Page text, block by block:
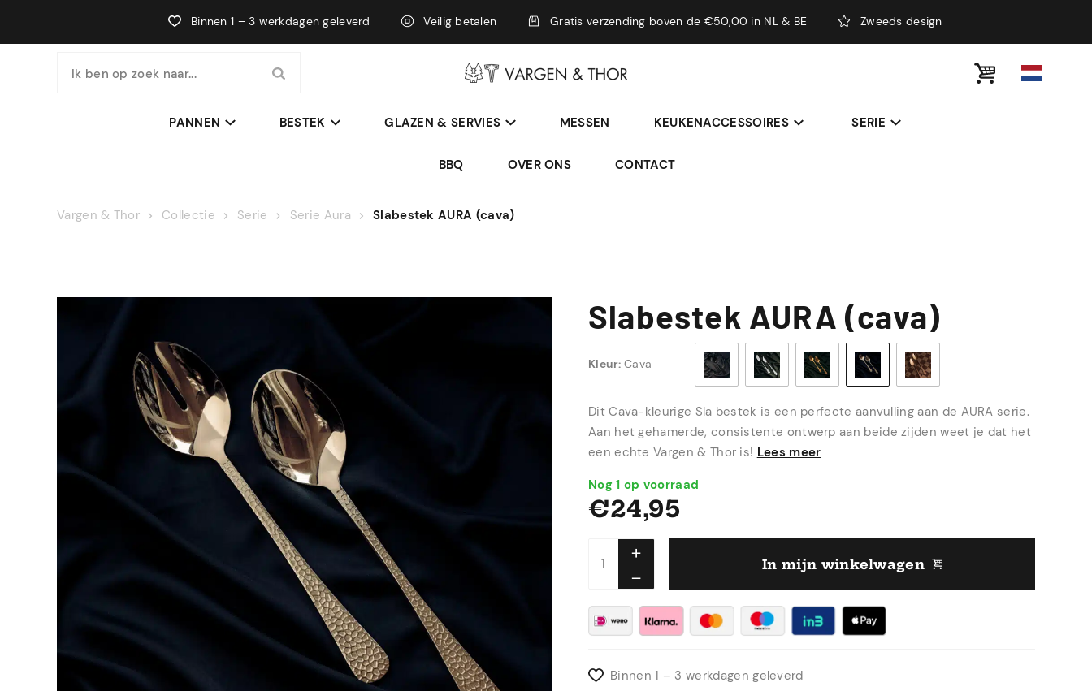
Binnen 1 – 3 werkdagen geleverd Veilig betalen Gratis verzending boven de €50,00 in NL & BE Zweeds design
Ik ben op zoek naar...
PANNEN BESTEK GLAZEN & SERVIES MESSEN KEUKENACCESSOIRES SERIE
BBQ OVER ONS CONTACT
Vargen & Thor Collectie Serie Serie Aura Slabestek AURA (cava)
Slabestek AURA (cava)
Kleur: Cava
Dit Cava-kleurige Sla bestek is een perfecte aanvulling aan de AURA serie.
Aan het gehamerde, consistente ontwerp aan beide zijden weet je dat het
een echte Vargen & Thor is! Lees meer
Nog 1 op voorraad
€24,95
In mijn winkelwagen
Binnen 1 – 3 werkdagen geleverd